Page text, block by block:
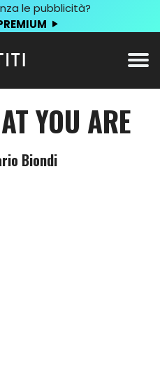
le pubblicità?
YOU ARE
Biondi